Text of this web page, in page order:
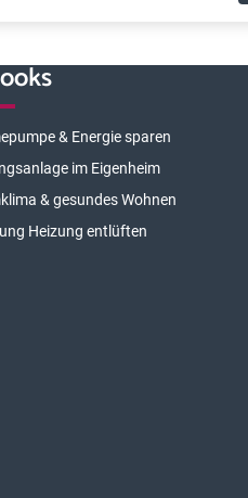
& Energie sparen
im Eigenheim
& gesundes Wohnen
Heizung entlüften